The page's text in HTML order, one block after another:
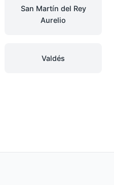
San Martín del Rey
Aurelio
Valdés